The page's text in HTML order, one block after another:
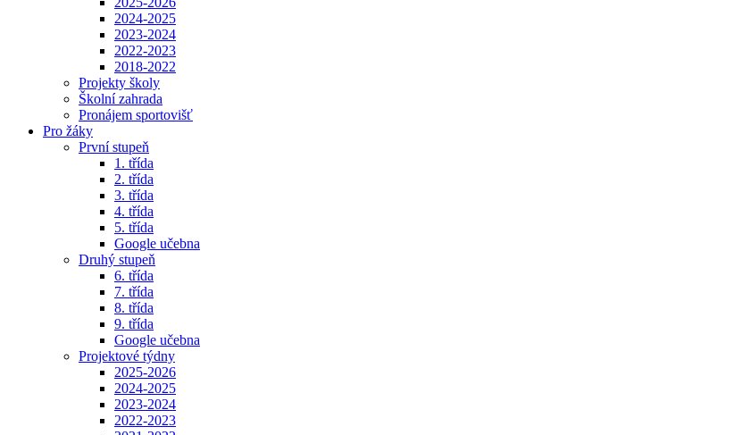
2024-2025
2023-2024
2022-2023
2018-2022
Projekty školy
Školní zahrada
Pronájem sportovišť
Pro žáky
První stupeň
1. třída
2. třída
3. třída
4. třída
5. třída
Google učebna
Druhý stupeň
6. třída
7. třída
8. třída
9. třída
Google učebna
Projektové týdny
2025-2026
2024-2025
2023-2024
2022-2023